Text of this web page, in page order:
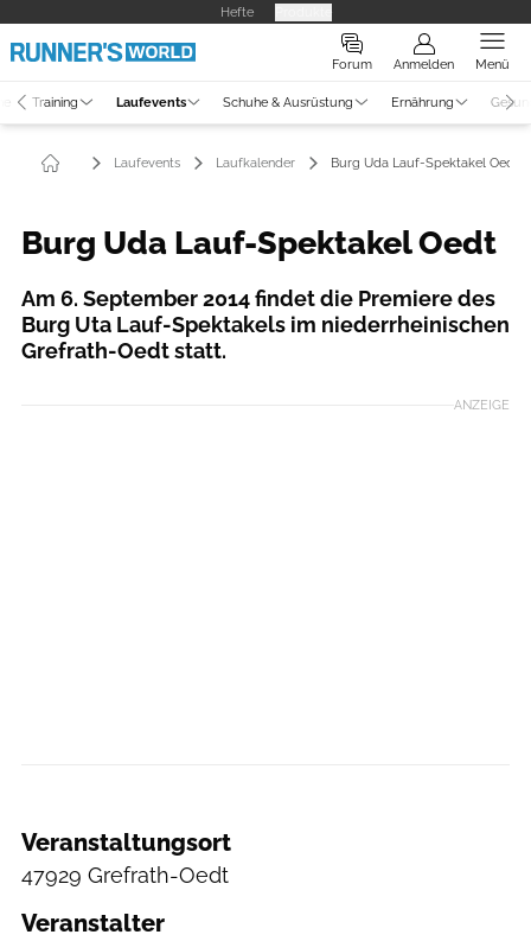
Hefte
Forum Anmelden Menü
Training Laufevents Schuhe & Ausrüstung Ernährung
Laufevents Laufkalender Burg Uda Lauf-Spektakel Oedt
Burg Uda Lauf-Spektakel Oedt
Am 6. September 2014 findet die Premiere des
Burg Uta Lauf-Spektakels im niederrheinischen
Grefrath-Oedt statt.
ANZEIGE
Veranstaltungsort
47929 Grefrath-Oedt
Veranstalter